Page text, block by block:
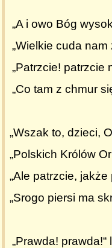
„A i owo Bóg
„Wielkie cuda nam
„Patrzcie! patrzcie
„Co tam z chmur
„Wszak to, dzieci,
„Polskich Królów
„Ale patrzcie, jakże
„Srogo piersi ma
„Prawda! prawda!“